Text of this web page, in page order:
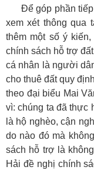
Để góp phần
xem xét thông qua
thêm một số ý
chính sách hỗ trợ
cá nhân là người
cho thuê đất quy
theo đại biểu Mai
vì: chúng ta đã thực
là hộ nghèo, cận
do nào đó mà
sách hỗ trợ là
Hải đề nghị chính